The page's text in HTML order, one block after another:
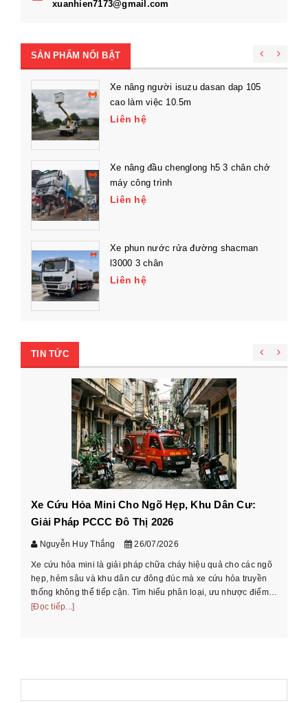
xuanhien7173@gmail.com
SẢN PHẨM NỔI BẬT
Xe nâng người isuzu dasan dap 105
cao làm việc 10.5m
Liên hệ
Xe nâng đầu chenglong h5 3 chân chở
máy công trình
Liên hệ
Xe phun nước rửa đường shacman
l3000 3 chân
Liên hệ
TIN TỨC
Xe Cứu Hỏa Mini Cho Ngõ Hẹp, Khu Dân Cư:
Giải Pháp PCCC Đô Thị 2026
Nguyễn Huy Thắng 26/07/2026
Xe cứu hỏa mini là giải pháp chữa cháy hiệu quả cho các ngõ
hẹp, hẻm sâu và khu dân cư đông đúc mà xe cứu hỏa truyền
thống không thể tiếp cận. Tìm hiểu phân loại, ưu nhược điểm
và cách chọn xe phù ...
[Đọc tiếp...]